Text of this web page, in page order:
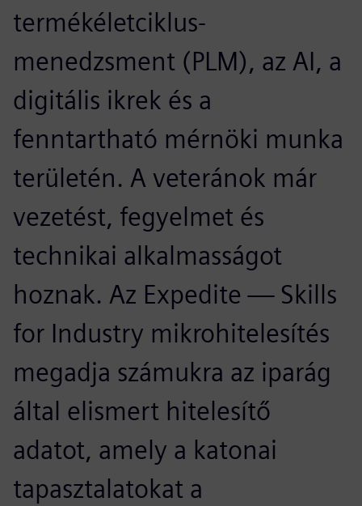
termékéletciklus-
menedzsment (PLM), az AI, a
digitális ikrek és a
fenntartható mérnöki munka
területén. A veteránok már
vezetést, fegyelmet és
technikai alkalmasságot
hoznak. Az Expedite — Skills
for Industry mikrohitelesítés
megadja számukra az iparág
által elismert hitelesítő
adatot, amely a katonai
tapasztalatokat a